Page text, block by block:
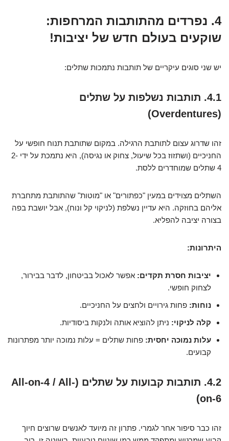
4. נפרדים מהתותבות המרחפות:
שוקעים בעולם חדש של יציבות!
יש שני סוגים עיקריים של תותבות נתמכות שתלים:
4.1. תותבות נשלפות על שתלים
(Overdentures)
זהו שדרוג עצום לתותבת הרגילה. במקום שתותבת תנוח חופשי על
החניכיים (ושתזוז בכל שיעול, צחוק או נגיסה), היא נתמכת על ידי 2-
4 שתלים שמוחדרים ללסת.
השתלים מצוידים במעין "כפתורים" או "מוטות" שהתותבת מתחברת
אליהם בחוזקה. היא עדיין נשלפת (לניקוי קל ונוח), אבל יושבת בפה
בצורה יציבה להפליא.
היתרונות:
יציבות חסרת תקדים: אפשר לאכול בביטחון, לדבר בבירור,
לצחוק חופשי.
נוחות: פחות גירויים ולחצים על החניכיים.
קלה לניקוי: ניתן להוציא אותה ולנקות ביסודיות.
עלות נמוכה יחסית: פחות שתלים = עלות נמוכה יותר מפתרונות
קבועים.
4.2. תותבות קבועות על שתלים (All-on-4 / All-
on-6)
זהו כבר סיפור אחר לגמרי. פתרון זה מיועד לאנשים שרוצים חיוך